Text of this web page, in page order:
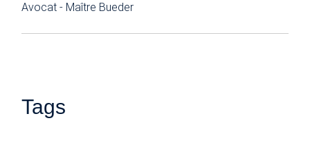
Avocat - Maître Bueder
Tags